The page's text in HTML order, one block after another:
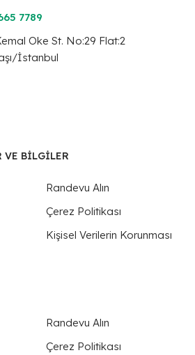
7789
Oke St. No:29 Flat:2
İstanbul
VE BİLGİLER
Randevu Alın
Çerez Politikası
Kişisel Verilerin Korunması
Randevu Alın
Çerez Politikası